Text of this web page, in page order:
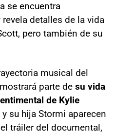
se encuentra
detalles de la vida
pero también de su
musical del
parte de su vida
de Kylie
su hija Stormi aparecen
tráiler del documental,